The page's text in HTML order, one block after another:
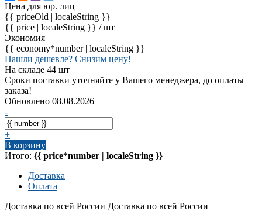
Цена для юр. лиц
{{ priceOld | localeString }}
{{ price | localeString }} / шт
Экономия
{{ economy*number | localeString }}
Нашли дешевле? Снизим цену!
На складе 44 шт
Сроки поставки уточняйте у Вашего менеджера, до оплаты
заказа!
Обновлено 08.08.2026
-
+
В корзину
Итого: {{ price*number | localeString }}
Доставка
Оплата
Доставка по всей России Доставка по всей России